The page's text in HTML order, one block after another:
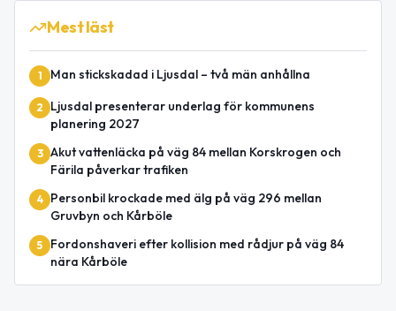
Mest läst
1 Man stickskadad i Ljusdal – två män anhållna
2
Ljusdal presenterar underlag för kommunens
planering 2027
3 Akut vattenläcka på väg 84 mellan Korskrogen och
Färila påverkar trafiken
4
Personbil krockade med älg på väg 296 mellan
Gruvbyn och Kårböle
5
Fordonshaveri efter kollision med rådjur på väg 84
nära Kårböle